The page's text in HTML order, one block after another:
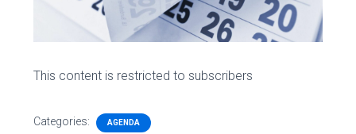
This content is restricted to subscribers
Categories: AGENDA